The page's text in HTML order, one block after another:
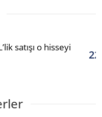
satışı o hisseyi